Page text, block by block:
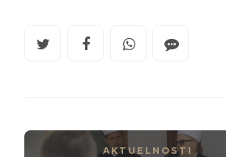
AKTUELNOSTI